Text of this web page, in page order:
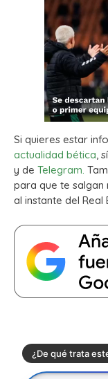
Si quieres estar
actualidad bética,
y de Telegram.
para que te salgan
al instante del Real